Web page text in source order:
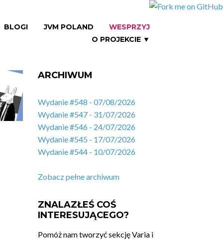
BLOGI JVM POLAND
WESPRZYJ
O PROJEKCIE ▼
ARCHIWUM
Wydanie #548 - 07/08/2026
Wydanie #547 - 31/07/2026
Wydanie #546 - 24/07/2026
Wydanie #545 - 17/07/2026
Wydanie #544 - 10/07/2026
Zobacz pełne archiwum
ZNALAZŁEŚ COŚ
INTERESUJĄCEGO?
Pomóż nam tworzyć sekcję Varia i